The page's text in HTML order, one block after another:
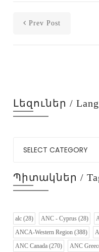
Prev Post
Լեզուներ /
Պիտակներ /
alc (28) ANC - Cyprus (28)
ANCA-Western Region (388)
ANC Canada (270) ANC